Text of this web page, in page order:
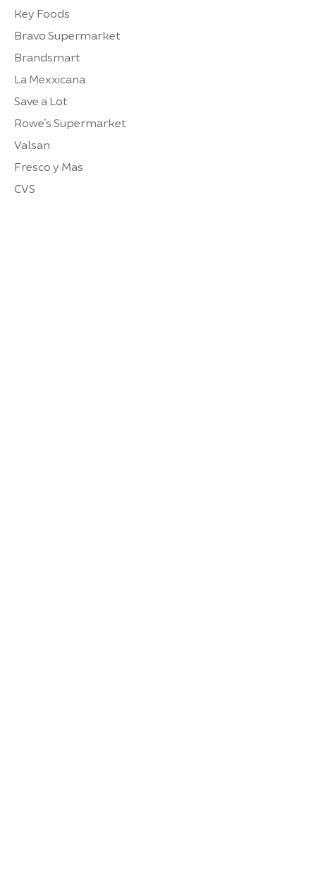
Key Foods
Bravo Supermarket
Brandsmart
La Mexxicana
Save a Lot
Rowe’s Supermarket
Valsan
Fresco y Mas
CVS